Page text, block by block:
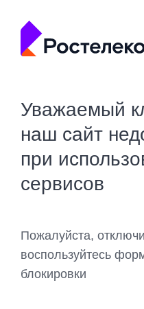
Уважаемый
наш сайт
при
сервисов
Пожалуйста,
воспользуйтесь
блокировки